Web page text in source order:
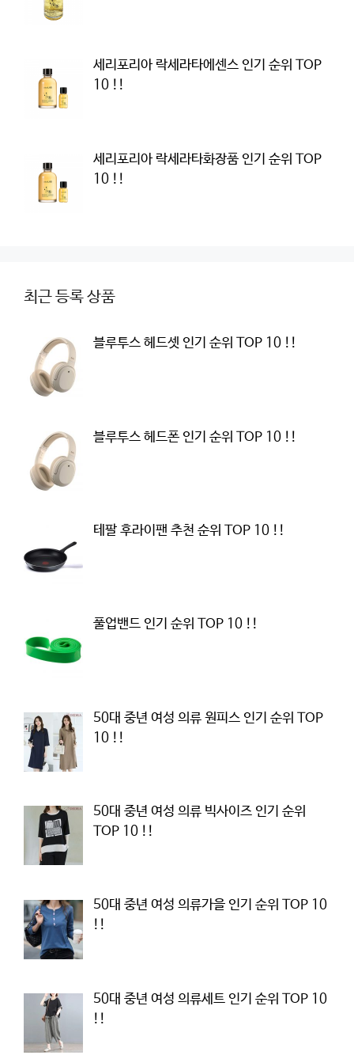
세리포리아 락세라타에센스 인기 순위 TOP
10 !!
세리포리아 락세라타화장품 인기 순위 TOP
10 !!
최근 등록 상품
블루투스 헤드셋 인기 순위 TOP 10 !!
블루투스 헤드폰 인기 순위 TOP 10 !!
테팔 후라이팬 추천 순위 TOP 10 !!
풀업밴드 인기 순위 TOP 10 !!
50대 중년 여성 의류 원피스 인기 순위 TOP
10 !!
50대 중년 여성 의류 빅사이즈 인기 순위
TOP 10 !!
50대 중년 여성 의류가을 인기 순위 TOP 10
!!
50대 중년 여성 의류세트 인기 순위 TOP 10
!!